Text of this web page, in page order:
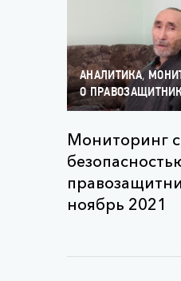
АНАЛИТИКА,
О
Мониторинг
ноябрь 2021